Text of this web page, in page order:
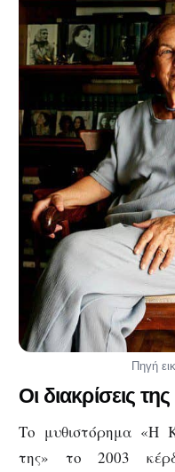
Πηγή
Οι διακρίσεις της
Το μυθιστόρημα «Η
της» το 2003